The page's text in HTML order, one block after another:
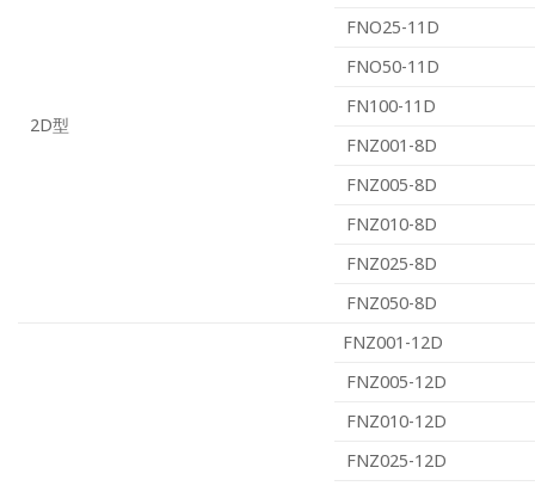
2D型
FNO25-11D
FNO50-11D
FN100-11D
FNZ001-8D
FNZ005-8D
FNZ010-8D
FNZ025-8D
FNZ050-8D
FNZ001-12D
FNZ005-12D
FNZ010-12D
FNZ025-12D